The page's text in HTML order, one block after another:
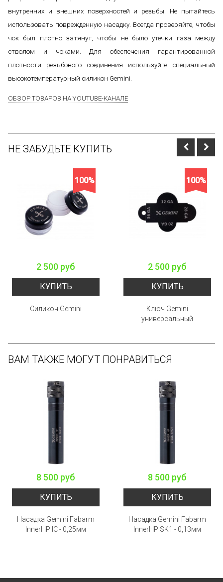
внутренних и внешних поверхностей и резьбы. Не пытайтесь
использовать поврежденную насадку. Всегда проверяйте, чтобы
чок был плотно затянут, чтобы не было утечки газа между
стволом и чоками. Для обеспечения гарантированной
плотности резьбового соединения используйте специальный
высокотемпературный силикон Gemini.
ОБЗОР ТОВАРОВ НА YOUTUBE-КАНАЛЕ
НЕ ЗАБУДЬТЕ КУПИТЬ
100%
2 500 руб
КУПИТЬ
Силикон Gemini
100%
2 500 руб
КУПИТЬ
Ключ Gemini
универсальный
ВАМ ТАКЖЕ МОГУТ ПОНРАВИТЬСЯ
8 500 руб
КУПИТЬ
Насадка Gemini Fabarm
InnerHP IC - 0,25мм
8 500 руб
КУПИТЬ
Насадка Gemini Fabarm
InnerHP SK1 - 0,13мм